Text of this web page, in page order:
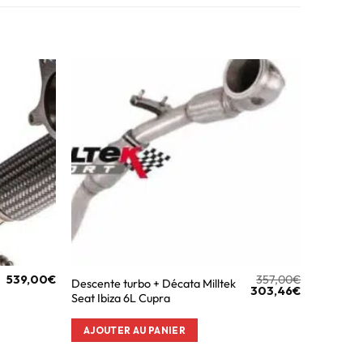
539,00€
Descente turbo + Décata Milltek
Seat Ibiza 6L Cupra
357,00€
303,46€
AJOUTER AU PANIER